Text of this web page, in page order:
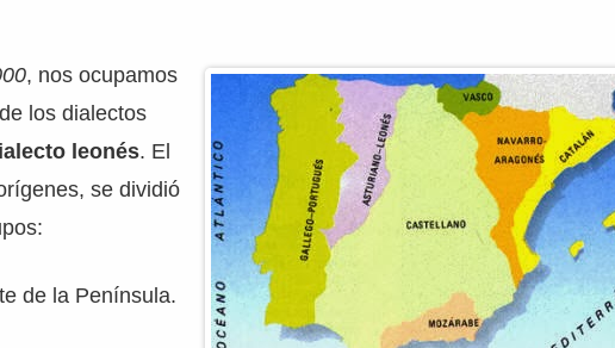
, nos ocupamos
los dialectos
leonés. El
se dividió
de la Península.